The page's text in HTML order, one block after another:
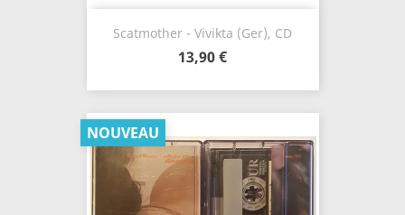
Scatmother - Vivikta (Ger), CD
13,90 €
NOUVEAU